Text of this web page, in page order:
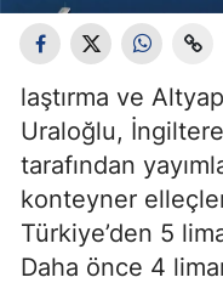
laştırma ve
Uraloğlu,
tarafından
konteyner
Türkiye’den 5
Daha önce 4